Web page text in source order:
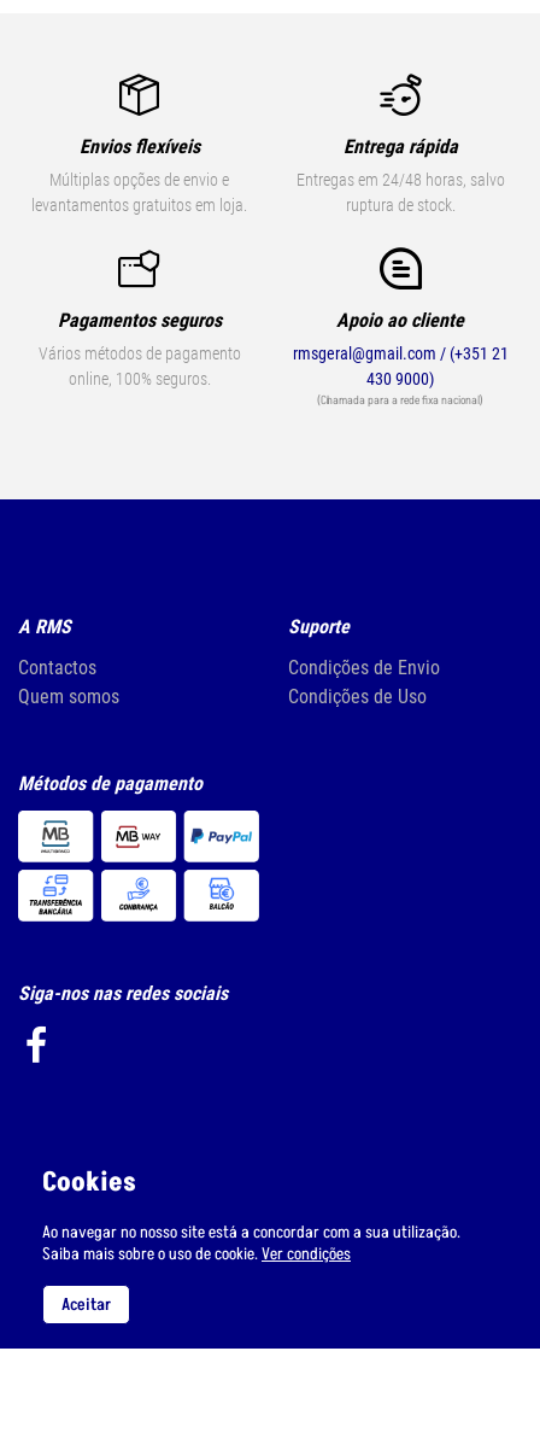
Envios flexíveis
Múltiplas opções de envio e
levantamentos gratuitos em loja.
Entrega rápida
Entregas em 24/48 horas, salvo
ruptura de stock.
Pagamentos seguros
Vários métodos de pagamento
online, 100% seguros.
Apoio ao cliente
rmsgeral@gmail.com / (+351 21
430 9000)
(Chamada para a rede fixa nacional)
A RMS
Contactos
Quem somos
Suporte
Condições de Envio
Condições de Uso
Métodos de pagamento
Siga-nos nas redes sociais
Cookies
Ao navegar no nosso site está a concordar com a sua utilização.
Saiba mais sobre o uso de cookie.Ver condições
Aceitar